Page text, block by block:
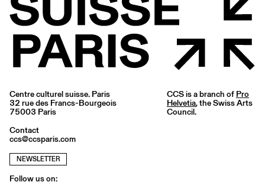
Centre culturel suisse. Paris
32 rue des Francs-Bourgeois
75003 Paris
Contact
ccs@ccsparis.com
NEWSLETTER
Follow us on:
CCS is a branch of Pro
Helvetia, the Swiss Arts
Council.